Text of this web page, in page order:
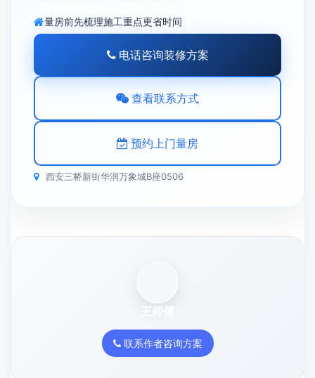
量房前先梳理施工重点更省时间
电话咨询装修方案
查看联系方式
预约上门量房
西安三桥新街华润万象城B座0506
王师傅
联系作者咨询方案